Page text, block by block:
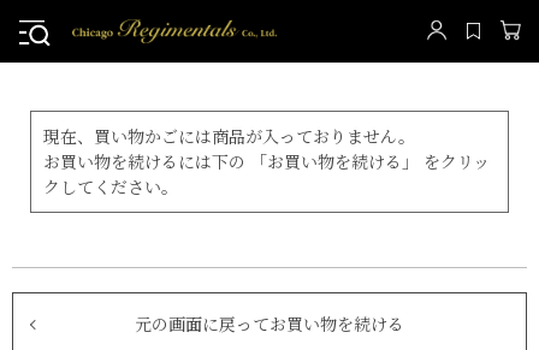
現在、買い物かごには商品が入っておりません。
お買い物を続けるには下の 「お買い物を続ける」 をクリッ
クしてください。
元の画面に戻ってお買い物を続ける